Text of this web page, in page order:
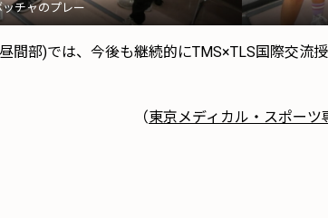
ッチャのプレー
部)では、今後も継続的にTMS×TLS国際交流
（東京メディカル・スポーツ